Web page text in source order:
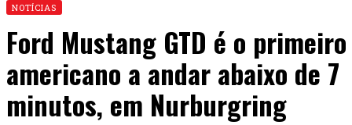
NOTÍCIAS
Ford Mustang GTD é o primeiro
americano a andar abaixo de 7
minutos, em Nurburgring